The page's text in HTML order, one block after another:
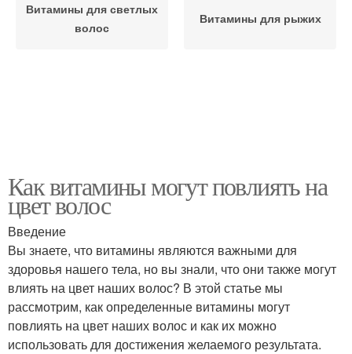
Витамины для светлых
волос
Витамины для рыжих
Как витамины могут повлиять на
цвет волос
Введение
Вы знаете, что витамины являются важными для
здоровья нашего тела, но вы знали, что они также могут
влиять на цвет наших волос? В этой статье мы
рассмотрим, как определенные витамины могут
повлиять на цвет наших волос и как их можно
использовать для достижения желаемого результата.